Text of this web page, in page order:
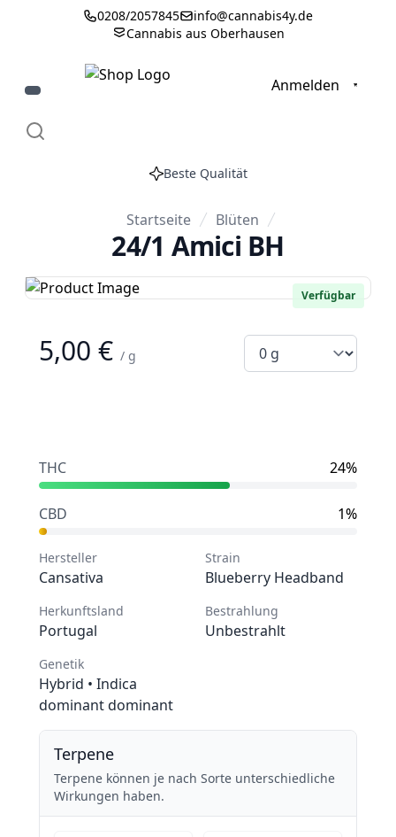
0208/2057845
info@cannabis4y.de
Cannabis aus Oberhausen
Anmelden
Beste Qualität
Startseite Blüten
24/1 Amici BH
Verfügbar
5,00 € / g
PRODUCT_DETAIL.details
THC 24%
CBD 1%
Hersteller
Cansativa
Strain
Blueberry Headband
Herkunftsland
Portugal
Bestrahlung
Unbestrahlt
Genetik
Hybrid • Indica
dominant dominant
Terpene
Terpene können je nach Sorte unterschiedliche
Wirkungen haben.